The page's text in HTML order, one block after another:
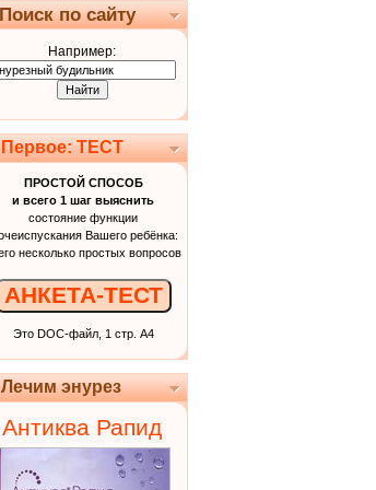
Поиск по сайту
Например:
Первое: ТЕСТ
ПРОСТОЙ СПОСОБ
и всего 1 шаг выяснить
состояние функции
Вашего ребёнка:
несколько простых вопросов
АНКЕТА-ТЕСТ
Это DOC-файл, 1 стр. А4
Лечим энурез
Антиква Рапид